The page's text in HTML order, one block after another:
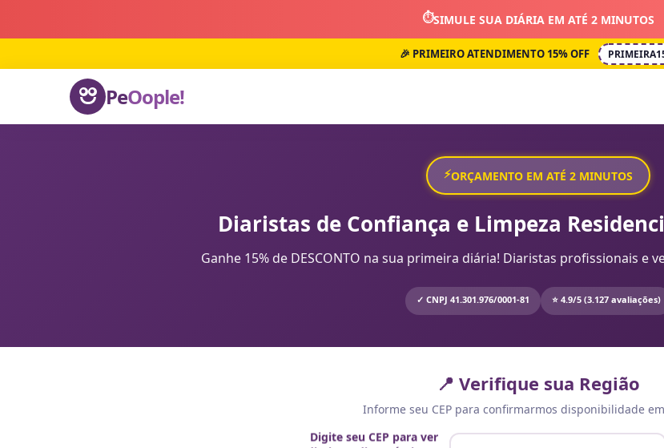
⏱️SIMULE SUA DIÁRIA EM ATÉ 2 MINUTOS
🎉 PRIMEIRO ATENDIMENTO 15% OFF
PeOople!
⚡ORÇAMENTO EM ATÉ 2 MINUTOS
Diaristas de Confiança e Limpeza
Ganhe 15% de DESCONTO na sua primeira diária! Diaristas profissionais e
✓ CNPJ 41.301.976/0001-81 ⭐ 4.9/5 (3.127 avaliações)
📍 Verifique sua Região
Informe seu CEP para confirmarmos disponibilidade
Digite seu CEP para ver